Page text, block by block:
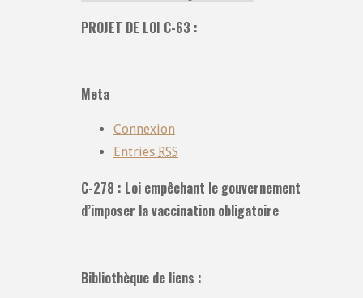
toutes
PROJET DE LOI C-63 :
Meta
Connexion
Entries RSS
C-278 : Loi empêchant le gouvernement
d’imposer la vaccination obligatoire
Bibliothèque de liens :